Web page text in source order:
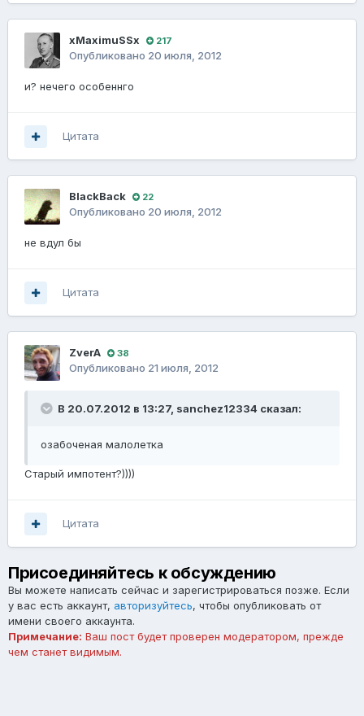
xMaximuSSx 217
Опубликовано 20 июля, 2012
и? нечего особеннго
Цитата
BlackBack 22
Опубликовано 20 июля, 2012
не вдул бы
Цитата
ZverA 38
Опубликовано 21 июля, 2012
В 20.07.2012 в 13:27, sanchez12334 сказал:
озабоченая малолетка
Старый импотент?))))
Цитата
Присоединяйтесь к обсуждению
Вы можете написать сейчас и зарегистрироваться позже. Если
у вас есть аккаунт, авторизуйтесь, чтобы опубликовать от
имени своего аккаунта.
Примечание: Ваш пост будет проверен модератором, прежде
чем станет видимым.